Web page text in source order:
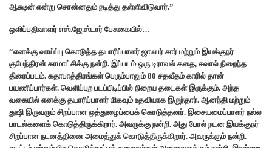
ஆக்ஷன் என்று சொன்னதும் நடித்து தள்ளிவிடுவார்.”
ஒளிப்பதிவாளர் எஸ்.ஜே.ஸ்டார் பேசுகையில்…
“எனக்கு வாய்ப்பு கொடுத்த தயாரிப்பாளர் ஜாஃபர் சார் மற்றும் இயக்குநர்
குபேந்திரன் காமாட்சிக்கு நன்றி. இப்படம் ஒரு டிராவல் கதை, சவால் நிறைந்த
திரைப்படம். கதாபாத்திரங்கள் பெரும்பாலும் 80 சதவீதம் காரில் தான்
பயணிப்பார்கள். வெளிப்புற படப்பிடிப்பில் நிறைய தடைகள் இருக்கும். அந்த
வகையில் எனக்கு தயாரிப்பாளர் மிகவும் உதவியாக இருந்தார். ஆனந்தி மற்றும்
துஷி இருவரும் சிறப்பான ஒத்துழைப்பைக் கொடுத்தனர். இசையமைப்பாளர் நல்ல
பாடல்களைக் கொடுத்திருக்கிறார். அவருக்கு நன்றி. அது போல் நடன இயக்குநர்
சிறப்பான நடனத்தினை அமைத்துக் கொடுத்திருக்கிறார். அவருக்கும் நன்றி.